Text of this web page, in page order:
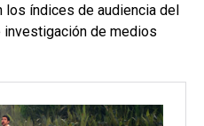
los índices de audiencia del
de medios